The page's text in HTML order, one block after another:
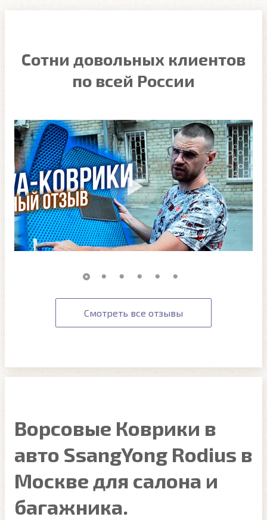
Сотни довольных клиентов
по всей России
Смотреть все отзывы
Ворсовые Коврики в
авто SsangYong Rodius в
Москве для салона и
багажника.